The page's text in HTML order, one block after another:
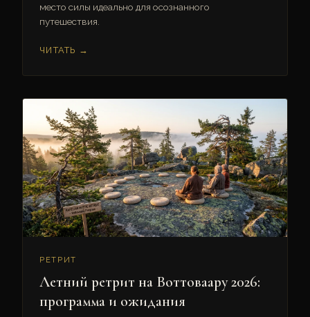
место силы идеально для осознанного
путешествия.
ЧИТАТЬ →
РЕТРИТ
Летний ретрит на Воттоваару 2026:
программа и ожидания